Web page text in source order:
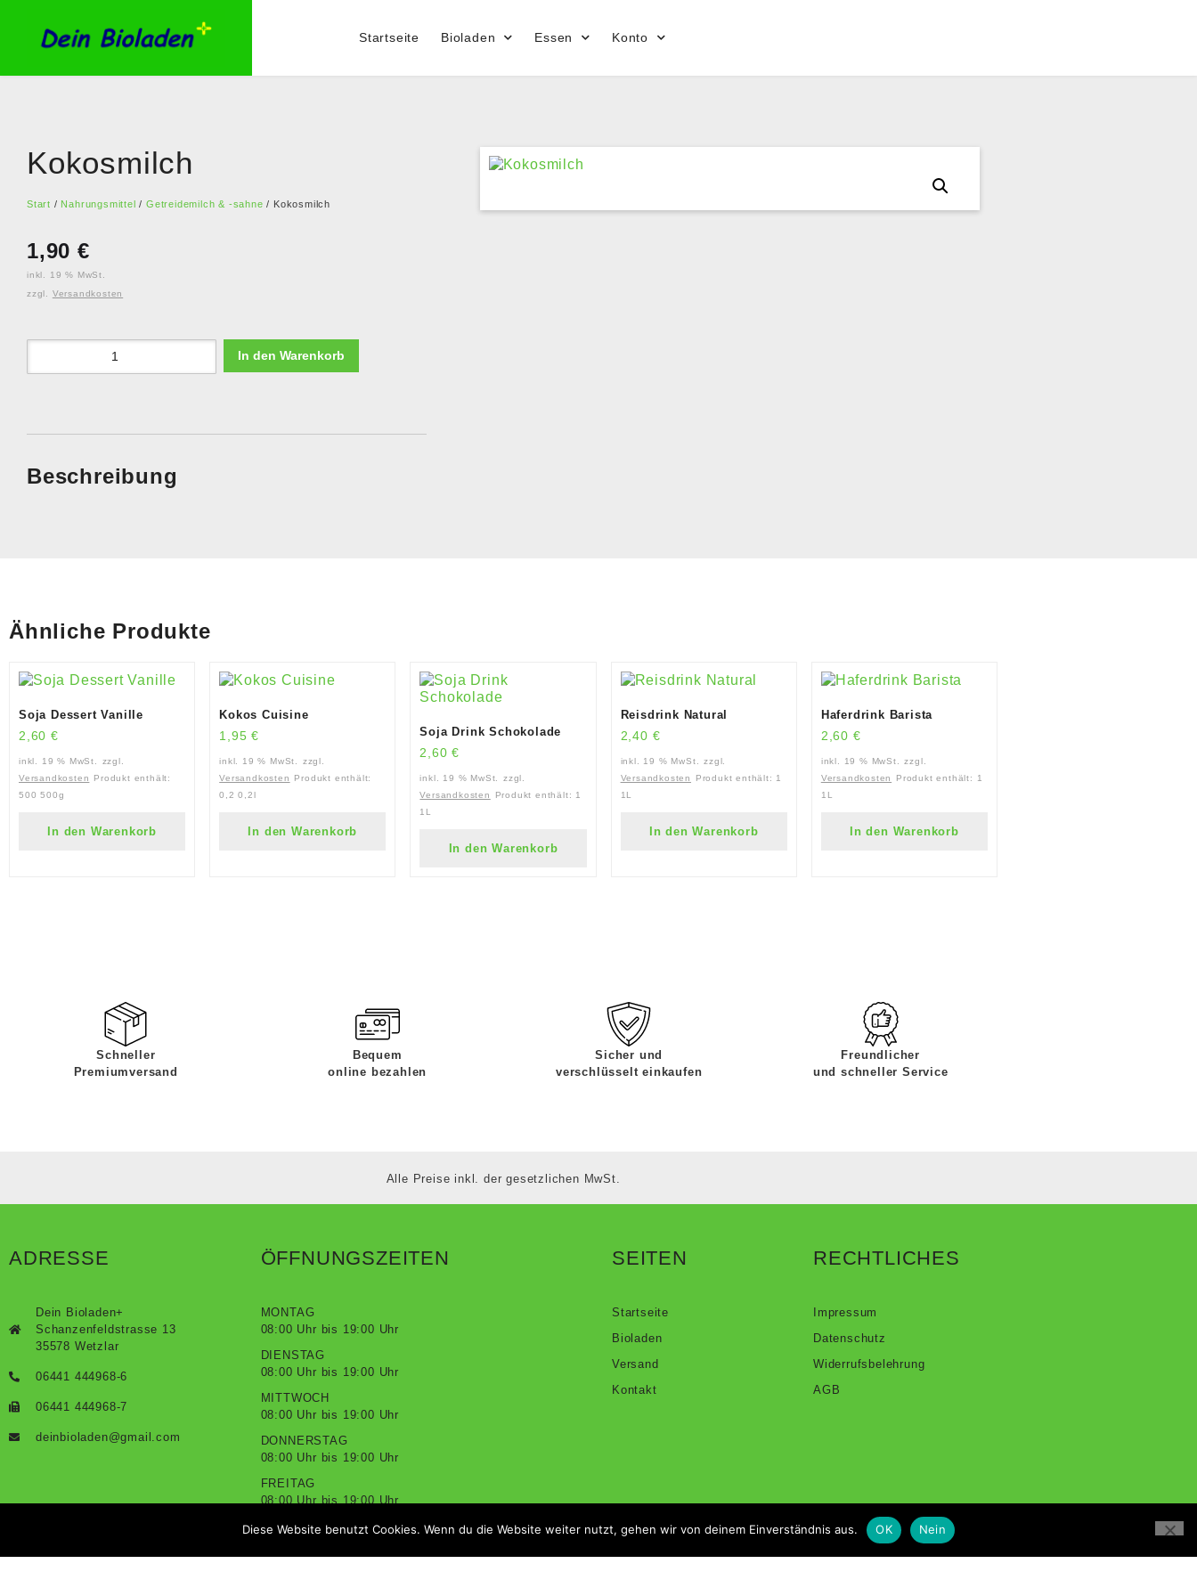
Startseite Bioladen Essen Konto
Kokosmilch
Start / Nahrungsmittel /Getreidemilch & -sahne / Kokosmilch
1,90 €
inkl. 19 % MwSt.
zzgl. Versandkosten
In den Warenkorb
Beschreibung
Ähnliche Produkte
Soja Dessert Vanille
2,60 €
inkl. 19 % MwSt.
zzgl.
Versandkosten
Produkt enthält:
500500g
In den Warenkorb
Kokos Cuisine
1,95€
inkl. 19 % MwSt.
zzgl.
Versandkosten
Produkt enthält:
0,20,2l
In den Warenkorb
Soja Drink Schokolade
2,60€
inkl. 19 % MwSt.
zzgl.
Versandkosten
Produkt enthält: 1
1L
In den Warenkorb
Reisdrink Natural
2,40 €
inkl. 19 % MwSt.
zzgl.
Versandkosten
Produkt enthält: 1
1L
In den Warenkorb
Haferdrink Barista
2,60 €
inkl. 19 % MwSt.
zzgl.
Versandkosten
Produkt enthält: 1
1L
In den Warenkorb
Schneller
Premiumversand
Bequem
online bezahlen
Sicher und
verschlüsselt einkaufen
Freundlicher
und schneller Service
Alle Preise inkl. der gesetzlichen MwSt.
ADRESSE
Dein Bioladen+
Schanzenfeldstrasse 13
35578 Wetzlar
06441 444968-6
06441 444968-7
deinbioladen@gmail.com
ÖFFNUNGSZEITEN
MONTAG
08:00 Uhr bis 19:00 Uhr
DIENSTAG
08:00 Uhr bis 19:00 Uhr
MITTWOCH
08:00 Uhr bis 19:00 Uhr
DONNERSTAG
08:00 Uhr bis 19:00 Uhr
FREITAG
08:00 Uhr bis 19:00 Uhr
SAMSTAG
SEITEN
Startseite
Bioladen
Versand
Kontakt
RECHTLICHES
Impressum
Datenschutz
Widerrufsbelehrung
AGB
Diese Website benutzt Cookies. Wenn du die Website weiter nutzt, gehen wir von deinem Einverständnis aus. OK Nein